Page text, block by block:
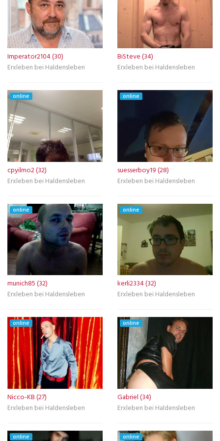
Imperator2104 (30)
Erxleben bei Haldensleben
BiSteve (34)
Erxleben bei Haldensleben
online
cpyilmo2 (32)
Erxleben bei Haldensleben
online
suesserboy19 (28)
Erxleben bei Haldensleben
online
munich85 (32)
Erxleben bei Haldensleben
online
kerli2334 (32)
Erxleben bei Haldensleben
online
Nicco-KB (27)
Erxleben bei Haldensleben
online
Gabriel (34)
Erxleben bei Haldensleben
online online